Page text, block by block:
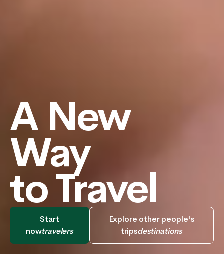
A New
Way
to Travel
Start
nowtravelers
Explore other people's
tripsdestinations